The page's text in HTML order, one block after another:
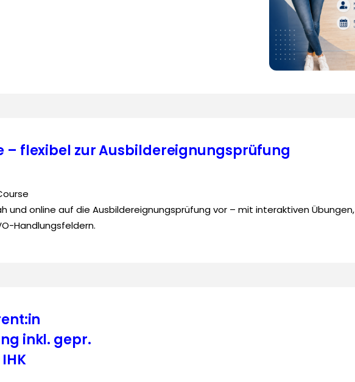
– flexibel zur Ausbildereignungsprüfung
und online auf die Ausbildereignungsprüfung vor – mit interaktiven Übungen,
Handlungsfeldern.
inkl. gepr.